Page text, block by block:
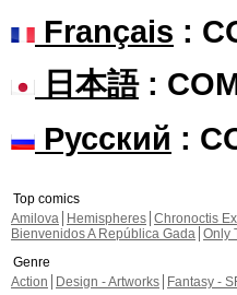
Français :
日本語:
Русский :
Top comics
Amilova
Hemispheres Chronoctis
Bienvenidos A República Gada Only
Genre
Action
Design - Artworks Fantasy -